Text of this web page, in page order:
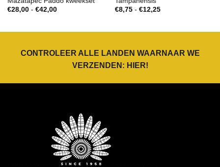
€28,00 - €42,00Prijsklasse:
€8,75 - €12,25Prijsklasse:
CONTROLEER ALLE LANDEN WAARNAAR WE
VERZENDEN: HIER!